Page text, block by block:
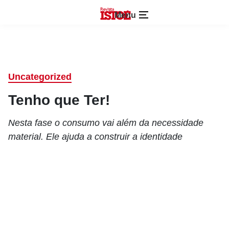
Menu
Uncategorized
Tenho que Ter!
Nesta fase o consumo vai além da necessidade
material. Ele ajuda a construir a identidade